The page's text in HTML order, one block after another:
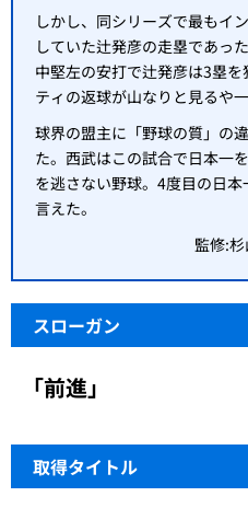
しかし、同シリーズで最もイ
していた辻発彦の走塁であっ
中堅左の安打で辻発彦は3塁
ティの返球が山なりと見るや
球界の盟主に「野球の質」の
た。西武はこの試合で日本一
を逃さない野球。4度目の日
言えた。
監修:
スローガン
「前進」
取得タイトル